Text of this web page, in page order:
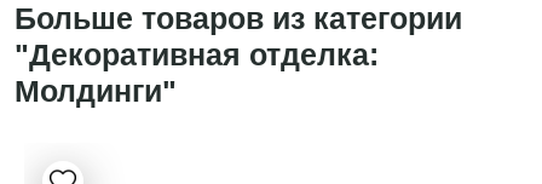
Больше товаров из категории
"Декоративная отделка:
Молдинги"